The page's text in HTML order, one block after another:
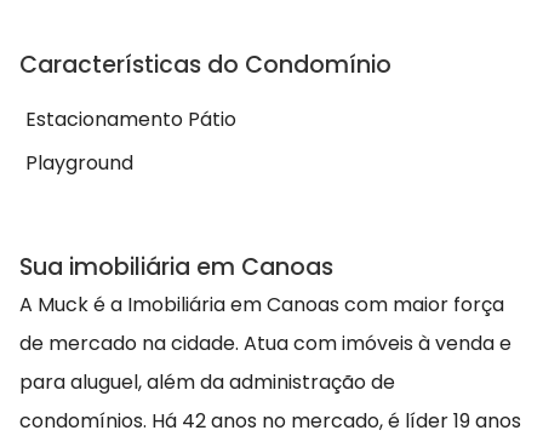
Características do Condomínio
Estacionamento Pátio
Playground
Sua imobiliária em Canoas
A Muck é a Imobiliária em Canoas com maior força
de mercado na cidade. Atua com imóveis à venda e
para aluguel, além da administração de
condomínios. Há 42 anos no mercado, é líder 19 anos